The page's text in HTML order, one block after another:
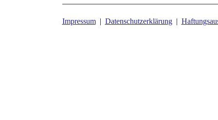
Impressum| Datenschutzerklärung|